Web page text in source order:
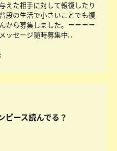
えた相手に対して報復したり
段の生活で小さいことでも復
から募集しました。＝＝＝＝
ッセージ随時募集中...
ピース読んでる？